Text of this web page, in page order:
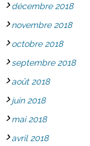
décembre 2018
novembre 2018
octobre 2018
septembre 2018
août 2018
juin 2018
mai 2018
avril 2018